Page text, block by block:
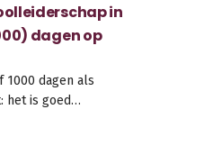
in
dagen op
1000 dagen als
het is goed…